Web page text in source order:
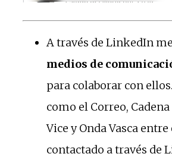
A través de LinkedIn
medios de
para colaborar con
como el Correo, Cadena
Vice y Onda Vasca
contactado a través de